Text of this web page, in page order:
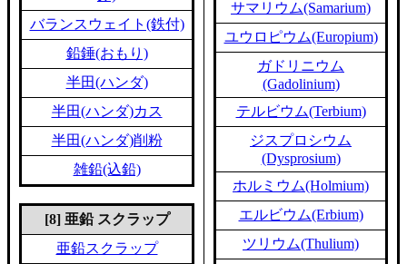
バランスウェイト(鉄付)
鉛錘(おもり)
半田(ハンダ)
半田(ハンダ)カス
半田(ハンダ)削粉
雑鉛(込鉛)
[8] 亜鉛 スクラップ
亜鉛スクラップ
サマリウム(Samarium)
ユウロピウム(Europium)
ガドリニウム
(Gadolinium)
テルビウム(Terbium)
ジスプロシウム
(Dysprosium)
ホルミウム(Holmium)
エルビウム(Erbium)
ツリウム(Thulium)